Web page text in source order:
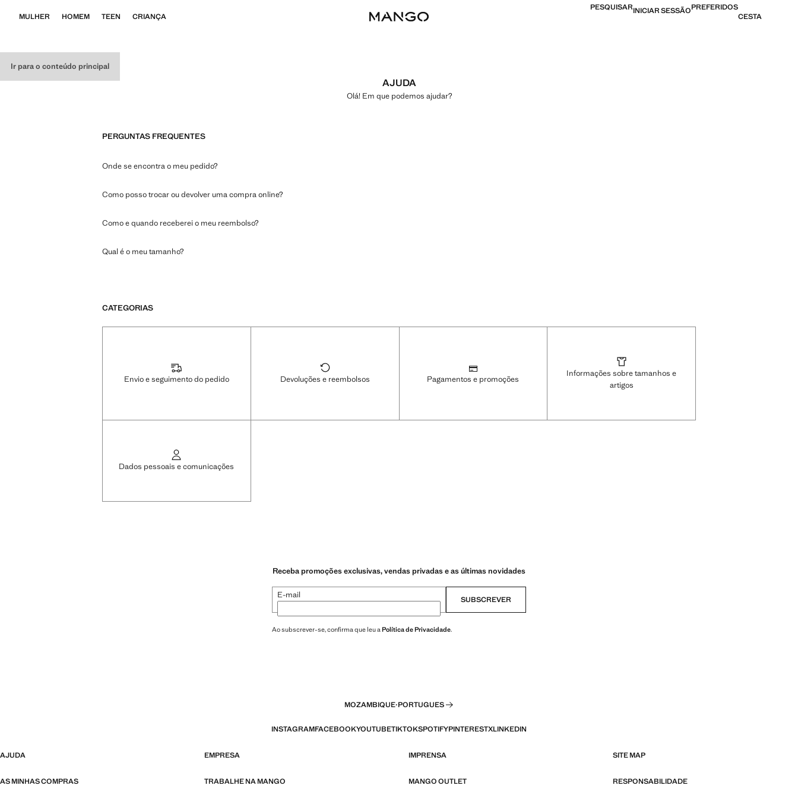
Ir para o conteúdo principal
MULHER HOMEM TEEN CRIANÇA
PESQUISARINICIAR SESSÃOPREFERIDOS
CESTA
AJUDA
Olá! Em que podemos ajudar?
PERGUNTAS FREQUENTES
Onde se encontra o meu pedido?
Como posso trocar ou devolver uma compra online?
Como e quando receberei o meu reembolso?
Qual é o meu tamanho?
CATEGORIAS
Envio e seguimento do pedido Devoluções e reembolsos Pagamentos e promoções
Informações sobre tamanhos e
artigos
Dados pessoais e comunicações
Receba promoções exclusivas, vendas privadas e as últimas novidades
E-mail SUBSCREVER
Ao subscrever-se, confirma que leu a Política de Privacidade.
MOZAMBIQUE·PORTUGUES
INSTAGRAMFACEBOOKYOUTUBETIKTOKSPOTIFYPINTERESTXLINKEDIN
AJUDA EMPRESA IMPRENSA SITE MAP
AS MINHAS COMPRAS TRABALHE NA MANGO MANGO OUTLET RESPONSABILIDADE